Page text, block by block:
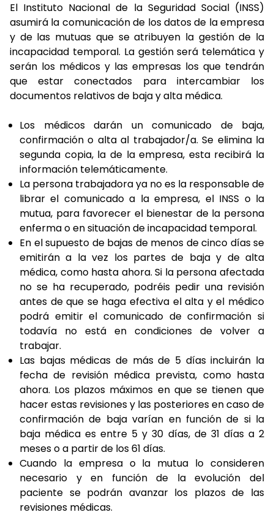
El Instituto Nacional de la Seguridad Social (INSS)
asumirá la comunicación de los datos de la empresa
y de las mutuas que se atribuyen la gestión de la
incapacidad temporal. La gestión será telemática y
serán los médicos y las empresas los que tendrán
que estar conectados para intercambiar los
documentos relativos de baja y alta médica.
Los médicos darán un comunicado de baja,
confirmación o alta al trabajador/a. Se elimina la
segunda copia, la de la empresa, esta recibirá la
información telemáticamente.
La persona trabajadora ya no es la responsable de
librar el comunicado a la empresa, el INSS o la
mutua, para favorecer el bienestar de la persona
enferma o en situación de incapacidad temporal.
En el supuesto de bajas de menos de cinco días se
emitirán a la vez los partes de baja y de alta
médica, como hasta ahora. Si la persona afectada
no se ha recuperado, podréis pedir una revisión
antes de que se haga efectiva el alta y el médico
podrá emitir el comunicado de confirmación si
todavía no está en condiciones de volver a
trabajar.
Las bajas médicas de más de 5 días incluirán la
fecha de revisión médica prevista, como hasta
ahora. Los plazos máximos en que se tienen que
hacer estas revisiones y las posteriores en caso de
confirmación de baja varían en función de si la
baja médica es entre 5 y 30 días, de 31 días a 2
meses o a partir de los 61 días.
Cuando la empresa o la mutua lo consideren
necesario y en función de la evolución del
paciente se podrán avanzar los plazos de las
revisiones médicas.